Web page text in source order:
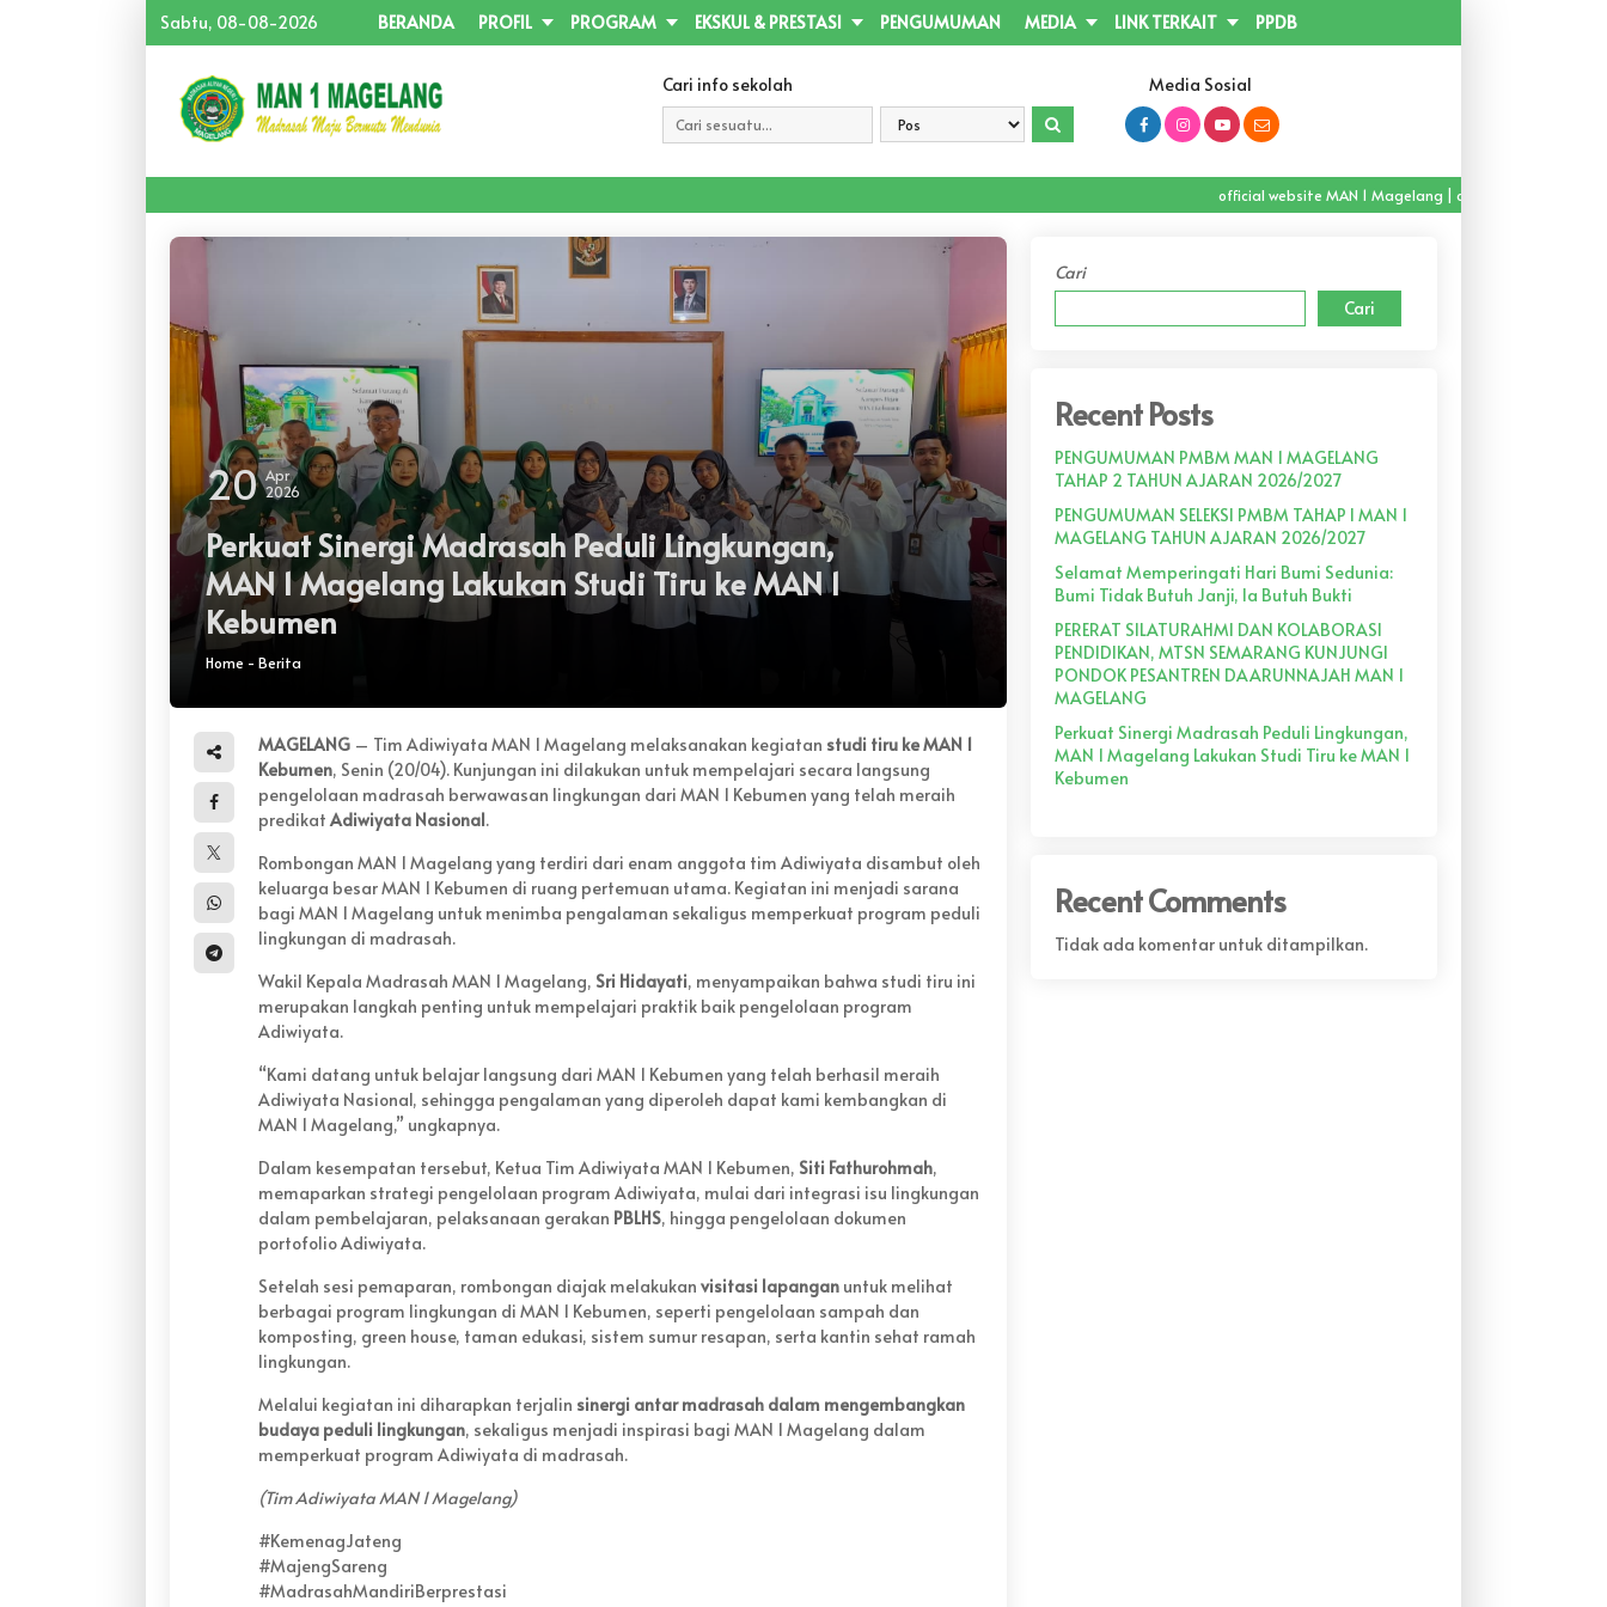
Sabtu, 08-08-2026 BERANDA PROFIL PROGRAM EKSKUL & PRESTASI PENGUMUMAN MEDIA LINK TERKAIT
PPDB
Cari info sekolah Media Sosial
official website MAN 1 Magelang | official channel
20 Apr
2026
Perkuat Sinergi Madrasah Peduli Lingkungan,
MAN 1 Magelang Lakukan Studi Tiru ke MAN 1
Kebumen
Home - Berita
MAGELANG – Tim Adiwiyata MAN 1 Magelang melaksanakan kegiatan studi tiru ke MAN 1
Kebumen, Senin (20/04). Kunjungan ini dilakukan untuk mempelajari secara langsung
pengelolaan madrasah berwawasan lingkungan dari MAN 1 Kebumen yang telah meraih
predikat Adiwiyata Nasional.
Rombongan MAN 1 Magelang yang terdiri dari enam anggota tim Adiwiyata disambut oleh
keluarga besar MAN 1 Kebumen di ruang pertemuan utama. Kegiatan ini menjadi sarana
bagi MAN 1 Magelang untuk menimba pengalaman sekaligus memperkuat program peduli
lingkungan di madrasah.
Wakil Kepala Madrasah MAN 1 Magelang, Sri Hidayati, menyampaikan bahwa studi tiru ini
merupakan langkah penting untuk mempelajari praktik baik pengelolaan program
Adiwiyata.
“Kami datang untuk belajar langsung dari MAN 1 Kebumen yang telah berhasil meraih
Adiwiyata Nasional, sehingga pengalaman yang diperoleh dapat kami kembangkan di
MAN 1 Magelang,” ungkapnya.
Dalam kesempatan tersebut, Ketua Tim Adiwiyata MAN 1 Kebumen, Siti Fathurohmah,
memaparkan strategi pengelolaan program Adiwiyata, mulai dari integrasi isu lingkungan
dalam pembelajaran, pelaksanaan gerakan PBLHS, hingga pengelolaan dokumen
portofolio Adiwiyata.
Setelah sesi pemaparan, rombongan diajak melakukan visitasi lapangan untuk melihat
berbagai program lingkungan di MAN 1 Kebumen, seperti pengelolaan sampah dan
komposting, green house, taman edukasi, sistem sumur resapan, serta kantin sehat ramah
lingkungan.
Melalui kegiatan ini diharapkan terjalin sinergi antar madrasah dalam mengembangkan
budaya peduli lingkungan, sekaligus menjadi inspirasi bagi MAN 1 Magelang dalam
memperkuat program Adiwiyata di madrasah.
(Tim Adiwiyata MAN 1 Magelang)
#KemenagJateng
#MajengSareng
#MadrasahMandiriBerprestasi
Cari
Cari
Recent Posts
PENGUMUMAN PMBM MAN 1 MAGELANG
TAHAP 2 TAHUN AJARAN 2026/2027
PENGUMUMAN SELEKSI PMBM TAHAP I MAN 1
MAGELANG TAHUN AJARAN 2026/2027
Selamat Memperingati Hari Bumi Sedunia:
Bumi Tidak Butuh Janji, Ia Butuh Bukti
PERERAT SILATURAHMI DAN KOLABORASI
PENDIDIKAN, MTSN SEMARANG KUNJUNGI
PONDOK PESANTREN DAARUNNAJAH MAN 1
MAGELANG
Perkuat Sinergi Madrasah Peduli Lingkungan,
MAN 1 Magelang Lakukan Studi Tiru ke MAN 1
Kebumen
Recent Comments
Tidak ada komentar untuk ditampilkan.